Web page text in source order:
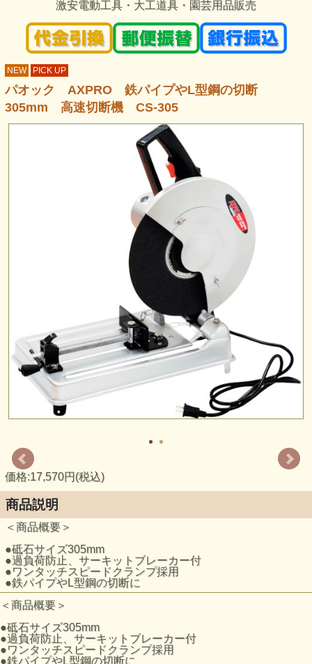
激安電動工具・大工道具・園芸用品販売
NEW PICK UP
パオック AXPRO 鉄パイプやL型鋼の切断
305mm 高速切断機 CS-305
価格:17,570円(税込)
商品説明
＜商品概要＞
●砥石サイズ305mm
●過負荷防止、サーキットブレーカー付
●ワンタッチスピードクランプ採用
●鉄パイプやL型鋼の切断に
＜商品概要＞
●砥石サイズ305mm
●過負荷防止、サーキットブレーカー付
●ワンタッチスピードクランプ採用
●鉄パイプやL型鋼の切断に